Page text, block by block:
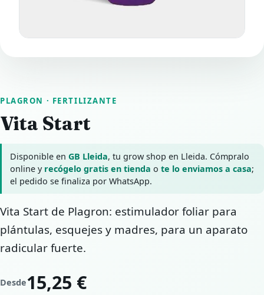
PLAGRON · FERTILIZANTE
Vita Start
Disponible enGB Lleida, tu grow shop en Lleida. Cómpralo
online y recógelo gratis en tienda ote lo enviamos a casa;
el pedido se finaliza por WhatsApp.
Vita Start de Plagron: estimulador foliar para
plántulas, esquejes y madres, para un aparato
radicular fuerte.
Desde15,25 €